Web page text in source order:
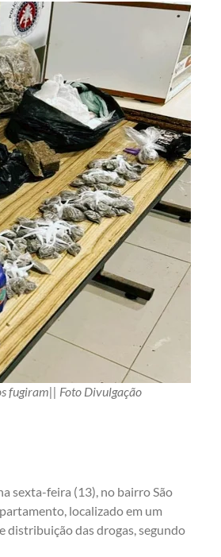
fugiram|| Foto Divulgação
sexta-feira (13), no bairro São
localizado em um
distribuição das drogas, segundo